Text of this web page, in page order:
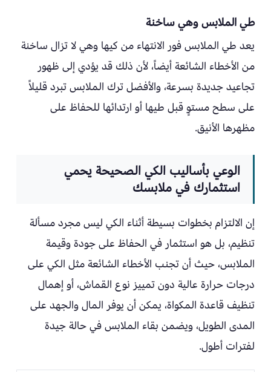
طي الملابس وهي ساخنة
يعد طي الملابس فور الانتهاء من كيها وهي لا تزال ساخنة
من الأخطاء الشائعة أيضاً، لأن ذلك قد يؤدي إلى ظهور
تجاعيد جديدة بسرعة، والأفضل ترك الملابس تبرد قليلاً
على سطح مستوٍ قبل طيها أو ارتدائها للحفاظ على
مظهرها الأنيق.
الوعي بأساليب الكي الصحيحة يحمي
استثمارك في ملابسك
إن الالتزام بخطوات بسيطة أثناء الكي ليس مجرد مسألة
تنظيم، بل هو استثمار في الحفاظ على جودة وقيمة
الملابس، حيث أن تجنب الأخطاء الشائعة مثل الكي على
درجات حرارة عالية دون تمييز نوع القماش، أو إهمال
تنظيف قاعدة المكواة، يمكن أن يوفر المال والجهد على
المدى الطويل، ويضمن بقاء الملابس في حالة جيدة
لفترات أطول.